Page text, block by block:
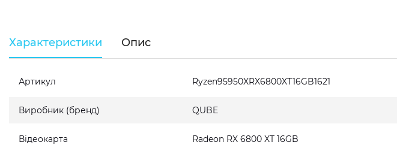
Характеристики Опис
Артикул Ryzen95950XRX6800XT16GB1621
Виробник (бренд) QUBE
Відеокарта Radeon RX 6800 XT 16GB